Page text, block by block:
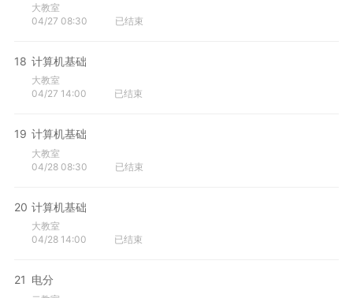
大教室
04/27 08:30
已结束
18 计算机基础
大教室
04/27 14:00
已结束
19 计算机基础
大教室
04/28 08:30
已结束
20 计算机基础
大教室
04/28 14:00
已结束
21 电分